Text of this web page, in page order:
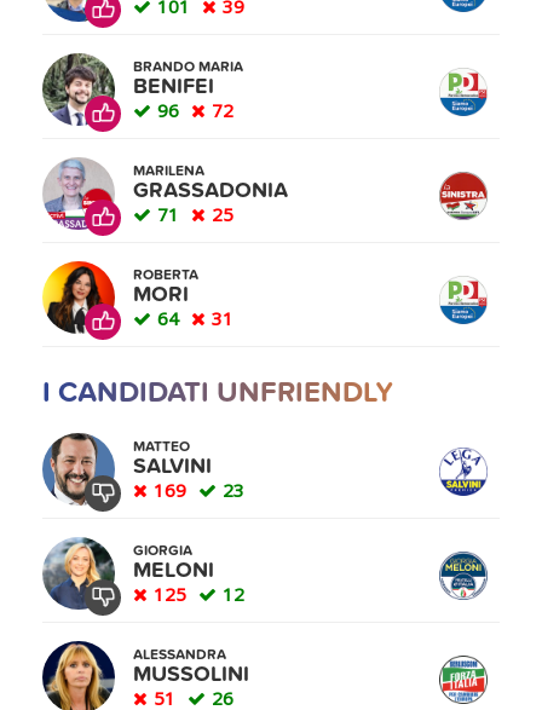
101 39
BRANDO MARIA
BENIFEI
96 72
MARILENA
GRASSADONIA
71 25
ROBERTA
MORI
64 31
I CANDIDATI UNFRIENDLY
MATTEO
SALVINI
169 23
GIORGIA
MELONI
125 12
ALESSANDRA
MUSSOLINI
51 26